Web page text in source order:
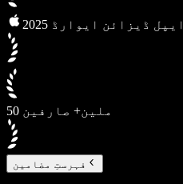
2025 ایپل ڈیزائن ایوارڈ
50 ملین+ صارفین
فہرستِ مضامین